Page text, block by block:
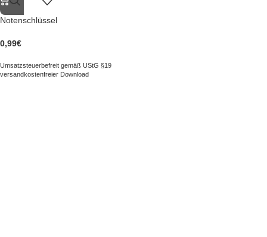
Notenschlüssel
0,99€
Umsatzsteuerbefreit gemäß UStG §19
versandkostenfreier Download